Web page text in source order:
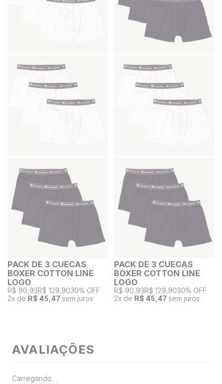
PACK DE 3 CUECAS
BOXER COTTON LINE
LOGO
R$ 90,93R$ 129,9030% OFF
2x de R$ 45,47 sem juros
PACK DE 3 CUECAS
BOXER COTTON LINE
LOGO
R$ 90,93R$ 129,9030% OFF
2x de R$ 45,47 sem juros
AVALIAÇÕES
Carregando…